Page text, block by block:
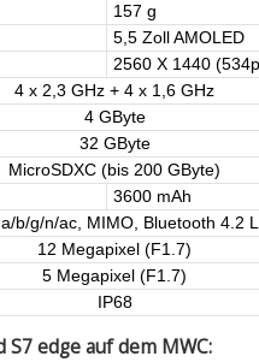
157 g
5,5 Zoll AMOLED
2560 X 1440
4 x 2,3 GHz + 4 x 1,6 GHz
4 GByte
32 GByte
MicroSDXC (bis 200 GByte)
3600 mAh
b/g/n/ac, MIMO, Bluetooth 4.2
12 Megapixel (F1.7)
5 Megapixel (F1.7)
IP68
edge auf dem MWC: